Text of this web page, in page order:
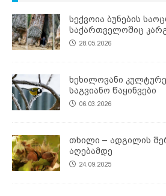
სექვოია ბუნების
საქართველოშიც
28.05.2026
ხეხილოვანი
საგვიანო წაყინვები
06.03.2026
თხილი – ადგილის
აღებამდე
24.09.2025